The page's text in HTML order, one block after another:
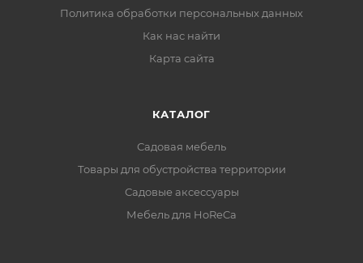
Политика обработки персональных данных
Как нас найти
Карта сайта
КАТАЛОГ
Садовая мебель
Товары для обустройства территории
Садовые аксессуары
Мебель для HoReCa